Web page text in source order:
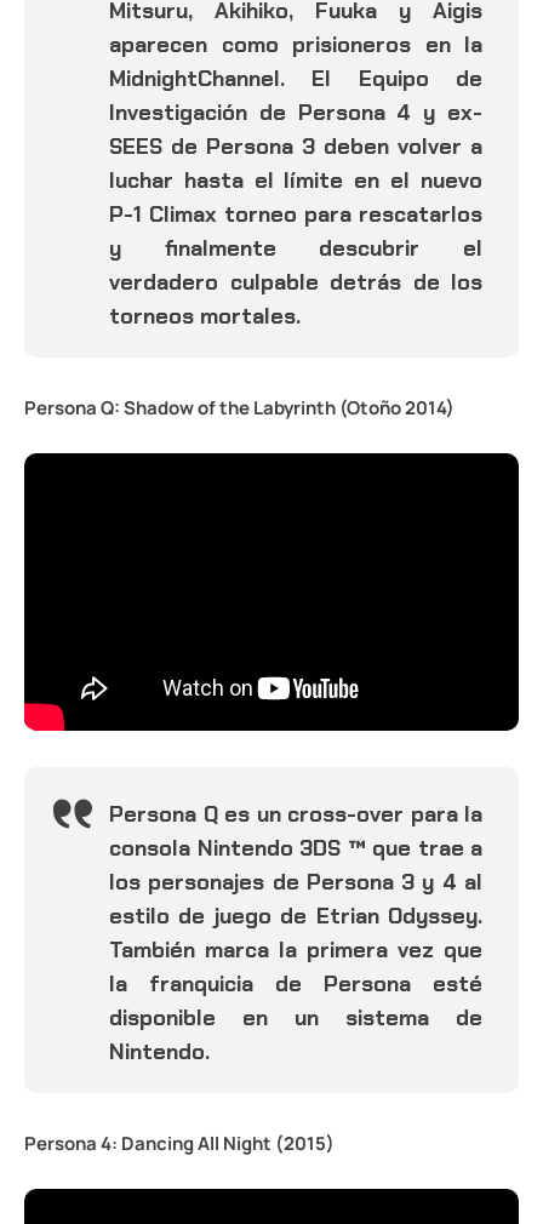
Mitsuru, Akihiko, Fuuka y Aigis
aparecen como prisioneros en la
MidnightChannel. El Equipo de
Investigación de Persona 4 y ex-
SEES de Persona 3 deben volver a
luchar hasta el límite en el nuevo
P-1 Climax torneo para rescatarlos
y finalmente descubrir el
verdadero culpable detrás de los
torneos mortales.
Persona Q: Shadow of the Labyrinth (Otoño 2014)
Persona Q es un cross-over para la
consola Nintendo 3DS ™ que trae a
los personajes de Persona 3 y 4 al
estilo de juego de Etrian Odyssey.
También marca la primera vez que
la franquicia de Persona esté
disponible en un sistema de
Nintendo.
Persona 4: Dancing All Night (2015)